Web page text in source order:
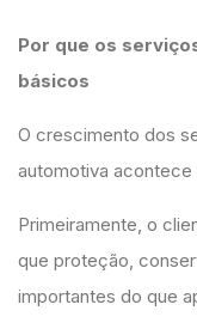
Por que os
básicos
O crescimento dos
automotiva
Primeiramente, o
que proteção,
importantes do que